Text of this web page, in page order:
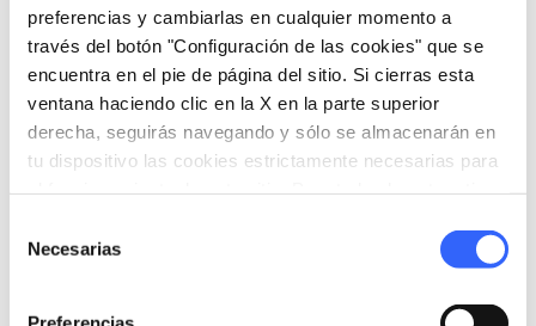
preferencias y cambiarlas en cualquier momento a
través del botón "Configuración de las cookies" que se
encuentra en el pie de página del sitio. Si cierras esta
ventana haciendo clic en la X en la parte superior
derecha, seguirás navegando y sólo se almacenarán en
tu dispositivo las cookies estrictamente necesarias para
Necesarias
vertical_align_bottom 226 mt
Informaciones
directions_bike
Tipo de bicicleta
straighten Longitud